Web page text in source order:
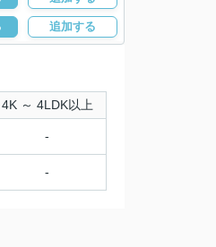
追加する
4K ～ 4LDK以上
-
-